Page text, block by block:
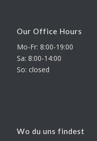
Our Office Hours
Mo-Fr: 8:00-19:00
Sa: 8:00-14:00
So: closed
Wo du uns findest